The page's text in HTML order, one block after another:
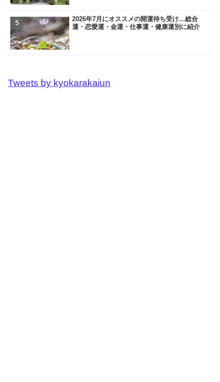
2026年7月にオススメの開運待ち受け…総合
運・恋愛運・金運・仕事運・健康運別に紹介
Tweets by kyokarakaiun